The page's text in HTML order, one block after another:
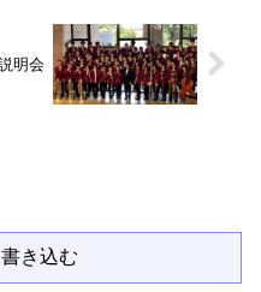
明会
き込む